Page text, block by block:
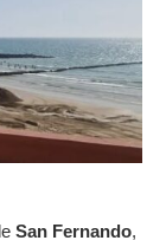
San Fernando,